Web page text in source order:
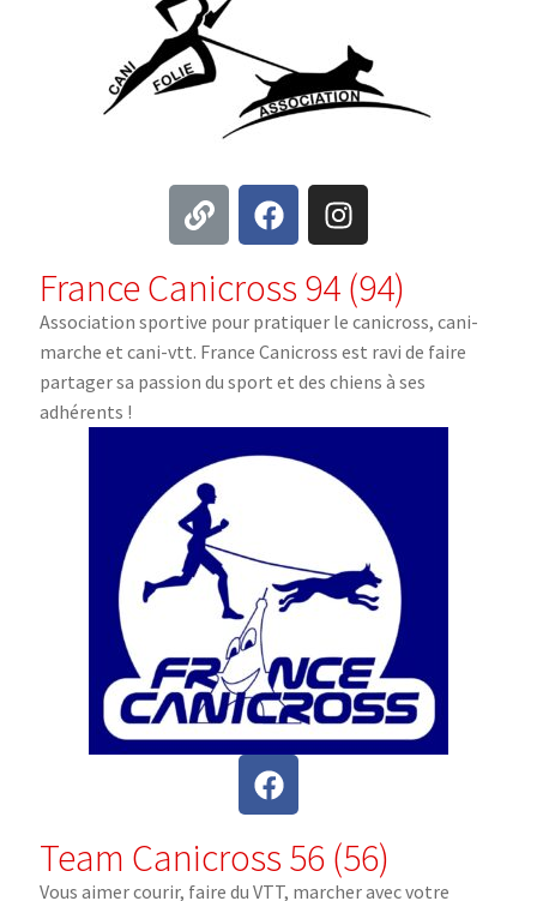
France Canicross 94 (94)
Association sportive pour pratiquer le canicross, cani-
marche et cani-vtt. France Canicross est ravi de faire
partager sa passion du sport et des chiens à ses
adhérents !
Team Canicross 56 (56)
Vous aimer courir, faire du VTT, marcher avec votre